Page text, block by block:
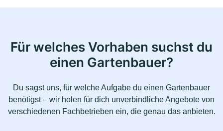
Für welches Vorhaben suchst du
einen Gartenbauer?
Du sagst uns, für welche Aufgabe du einen Gartenbauer
benötigst – wir holen für dich unverbindliche Angebote von
verschiedenen Fachbetrieben ein, die genau das anbieten.